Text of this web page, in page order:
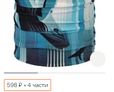
598 ₽ × 4 части